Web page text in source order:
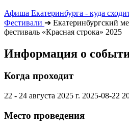
Афиша Екатеринбурга - куда
Фестивали ➔ Екатеринбургский
фестиваль «Красная строка» 2025
Информация о
Когда проходит
22 - 24 августа 2025 г. 2025-08-22
Место проведения